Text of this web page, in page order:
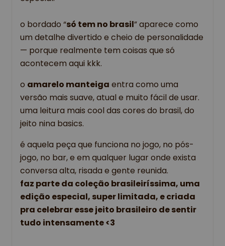
o bordado “só tem no brasil” aparece como
um detalhe divertido e cheio de personalidade
— porque realmente tem coisas que só
acontecem aqui kkk.
o amarelo manteiga entra como uma
versão mais suave, atual e muito fácil de usar.
uma leitura mais cool das cores do brasil, do
jeito nina basics.
é aquela peça que funciona no jogo, no pós-
jogo, no bar, e em qualquer lugar onde exista
conversa alta, risada e gente reunida.
faz parte da coleção brasileiríssima, uma
edição especial, super limitada, e criada
pra celebrar esse jeito brasileiro de sentir
tudo intensamente <3